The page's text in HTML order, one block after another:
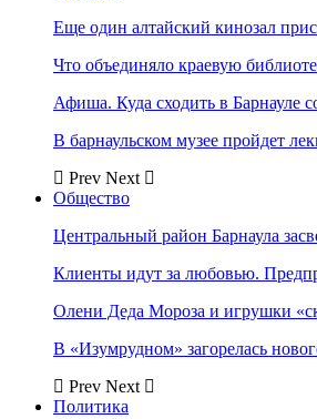
Еще один алтайский кинозал
Что объединяло краевую
Афиша. Куда сходить в Барнауле
В барнаульском музее пройдет
Prev Next
Общество
Центральный район Барнаула
Клиенты идут за любовью.
Олени Деда Мороза и игрушки
В «Изумрудном» загорелась
Prev Next
Политика